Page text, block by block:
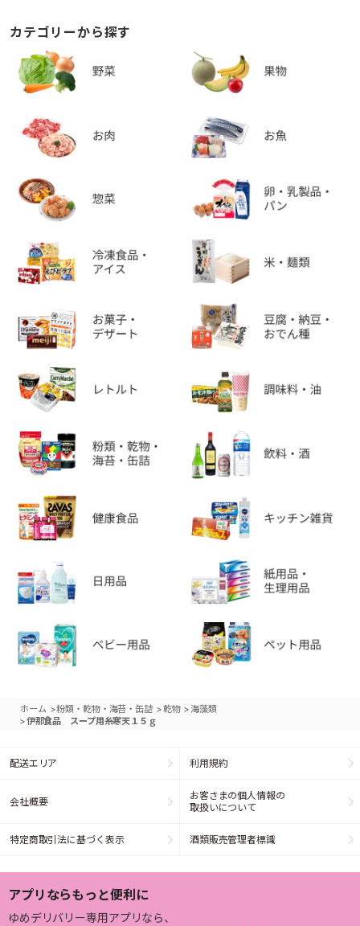
カテゴリーから探す
ホーム >粉類・乾物・海苔・缶詰 >乾物 >海藻類
>伊那食品 スープ用糸寒天１５ｇ
配送エリア 利用規約
会社概要
お客さまの個人情報の
取扱いについて
特定商取引法に基づく表示 酒類販売管理者標識
アプリならもっと便利に
ゆめデリバリー専用アプリなら、